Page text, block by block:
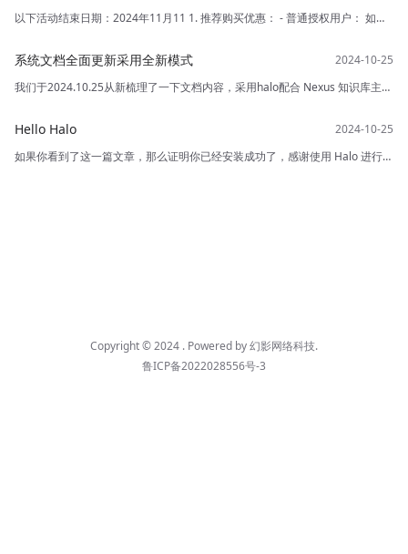
以下活动结束日期：2024年11月11 1. 推荐购买优惠： - 普通授权用户： 如果
动期间，如果以111.1元的价格推荐5人购买，可以直接升级到授权
系统文档全面更新采用全新模式
我们于2024.10.25从新梳理了一下文档内容，采用halo配合 Nexus 知识库主题
Hello Halo
如果你看到了这一篇文章，那么证明你已经安装成功了，感谢使用 Halo 进行创
Copyright © 2024 . Powered by幻影网络科技.
鲁ICP备2022028556号-3